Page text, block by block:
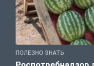
ПОЛЕЗНО ЗНАТЬ